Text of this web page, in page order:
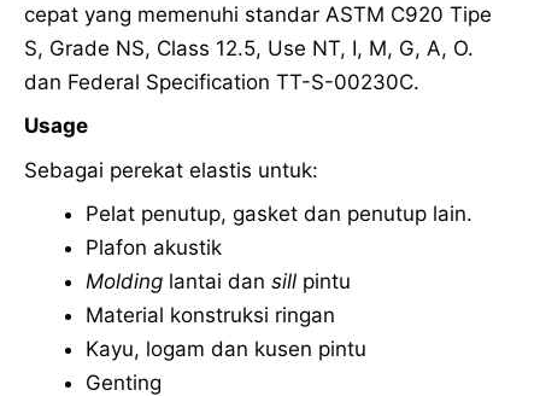
cepat yang memenuhi standar ASTM C920 Tipe
S, Grade NS, Class 12.5, Use NT, I, M, G, A, O.
dan Federal Specification TT-S-00230C.
Usage
Sebagai perekat elastis untuk:
Pelat penutup, gasket dan penutup lain.
Plafon akustik
Molding lantai dan sill pintu
Material konstruksi ringan
Kayu, logam dan kusen pintu
Genting